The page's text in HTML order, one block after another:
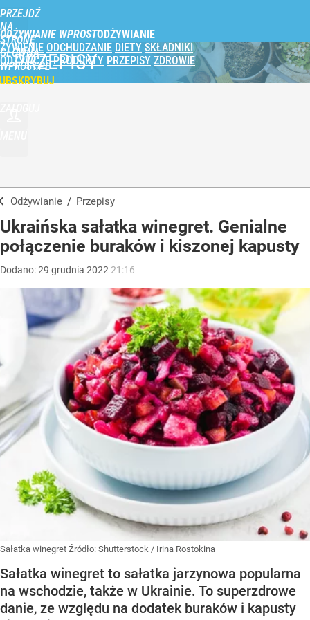
PRZEJDŹ
NA
STRONĘ
GŁÓWNĄ
WPROST.PL
ODŻYWIANIE WPROST
ŻYWIENIE ODCHUDZANIE DIETY SKŁADNIKI
ODŻYWCZE PRODUKTY PRZEPISY ZDROWIE
PRZEPISY
Odżywianie / Przepisy
Ukraińska sałatka winegret. Genialne
połączenie buraków i kiszonej kapusty
Dodano:29 grudnia 2022 21:16
Sałatka winegret Źródło: Shutterstock / Irina Rostokina
Sałatka winegret to sałatka jarzynowa popularna
na wschodzie, także w Ukrainie. To superzdrowe
danie, ze względu na dodatek buraków i kapusty